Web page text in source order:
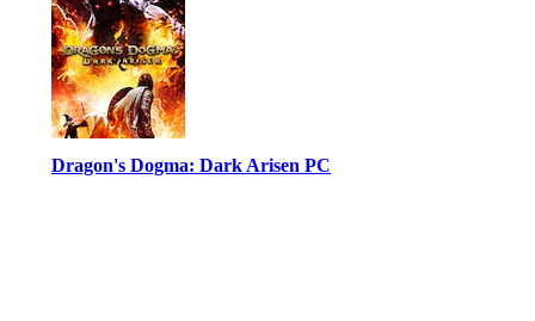
Dragon's Dogma: Dark Arisen PC